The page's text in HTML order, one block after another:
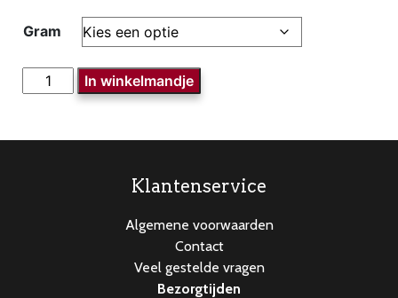
Gram
Eigen
gemaakte
aantal
In winkelmandje
Klantenservice
Algemene voorwaarden
Contact
Veel gestelde vragen
Bezorgtijden